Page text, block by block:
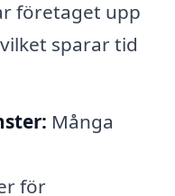
företaget upp
sparar tid
Många
för